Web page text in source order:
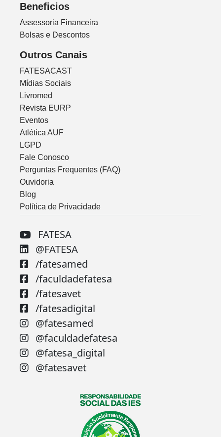
Beneficios
Assessoria Financeira
Bolsas e Descontos
Outros Canais
FATESACAST
Mídias Sociais
Livromed
Revista EURP
Eventos
Atlética AUF
LGPD
Fale Conosco
Perguntas Frequentes (FAQ)
Ouvidoria
Blog
Política de Privacidade
FATESA
@FATESA
/fatesamed
/faculdadefatesa
/fatesavet
/fatesadigital
@fatesamed
@faculdadefatesa
@fatesa_digital
@fatesavet